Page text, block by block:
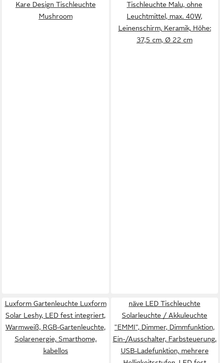
Kare Design Tischleuchte
Mushroom
Tischleuchte Malu, ohne
Leuchtmittel, max. 40W,
Leinenschirm, Keramik, Höhe:
37,5 cm, Ø 22 cm
Luxform Gartenleuchte Luxform
Solar Leshy, LED fest integriert,
Warmweiß, RGB-Gartenleuchte,
Solarenergie, Smarthome,
kabellos
näve LED Tischleuchte
Solarleuchte / Akkuleuchte
"EMMI", Dimmer, Dimmfunktion,
Ein-/Ausschalter, Farbsteuerung,
USB-Ladefunktion, mehrere